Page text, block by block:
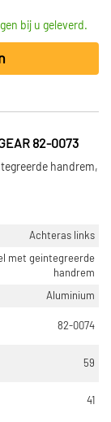
bij u geleverd.
82-0073
handrem,
Achteras links
met geintegreerde
handrem
Aluminium
82-0074
59
41